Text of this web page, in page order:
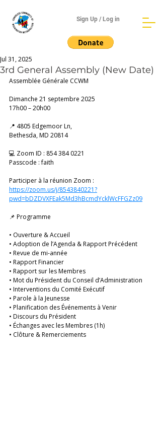
Sign Up / Log in
3rd General Assembly (New Date)
Jul 31, 2025
Assemblée Générale CCWM
Dimanche 21 septembre 2025
17h00 – 20h00
📍 4805 Edgemoor Ln,
Bethesda, MD 20814
💻 Zoom ID : 854 384 0221
Passcode : faith
Participer à la réunion Zoom :
https://zoom.us/j/8543840221?
pwd=bDZDVXFEak5Md3hBcmdYcklWcFFGZz09
📌 Programme
• Ouverture & Accueil
• Adoption de l’Agenda & Rapport Précédent
• Revue de mi-année
• Rapport Financier
• Rapport sur les Membres
• Mot du Président du Conseil d’Administration
• Interventions du Comité Exécutif
• Parole à la Jeunesse
• Planification des Événements à Venir
• Discours du Président
• Échanges avec les Membres (1h)
• Clôture & Remerciements